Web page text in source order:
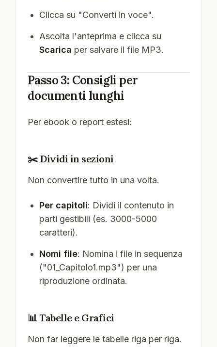
Clicca su "Converti in voce".
Ascolta l'anteprima e clicca su
Scarica per salvare il file MP3.
Passo 3: Consigli per
documenti lunghi
Per ebook o report estesi:
✂️ Dividi in sezioni
Non convertire tutto in una volta.
Per capitoli: Dividi il contenuto in
parti gestibili (es. 3000-5000
caratteri).
Nomi file: Nomina i file in sequenza
("01_Capitolo1.mp3") per una
riproduzione ordinata.
📊 Tabelle e Grafici
Non far leggere le tabelle riga per riga.